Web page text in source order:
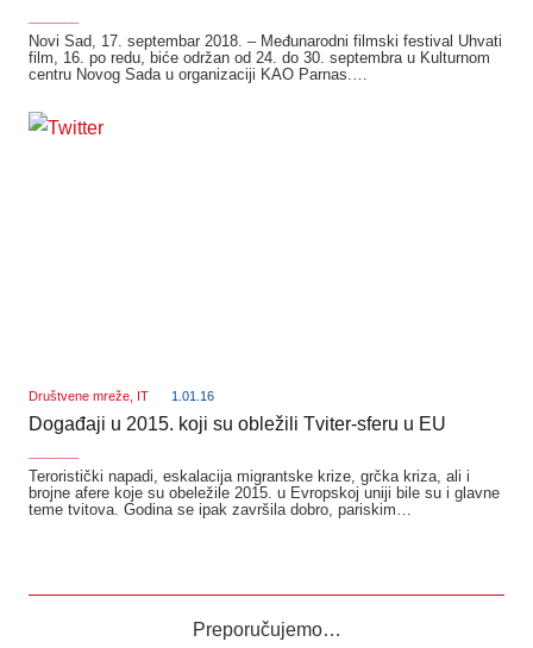
Novi Sad, 17. septembar 2018. – Međunarodni filmski festival Uhvati
film, 16. po redu, biće održan od 24. do 30. septembra u Kulturnom
centru Novog Sada u organizaciji KAO Parnas.…
Društvene mreže IT 1.01.16
Događaji u 2015. koji su obležili Tviter-sferu u EU
Teroristički napadi, eskalacija migrantske krize, grčka kriza, ali i
brojne afere koje su obeležile 2015. u Evropskoj uniji bile su i glavne
teme tvitova. Godina se ipak završila dobro, pariskim…
Preporučujemo…